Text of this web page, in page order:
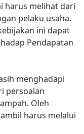
harus melihat dari
pelaku usaha.
ini dapat
Pendapatan
menghadapi
persoalan
Oleh
harus melalui